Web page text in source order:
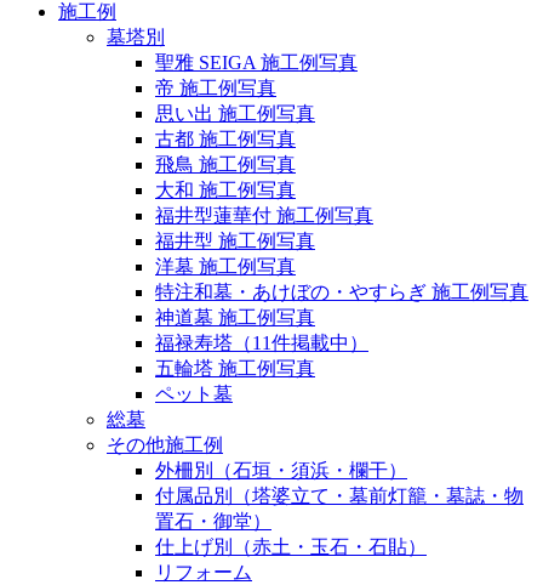
施工例
墓塔別
聖雅 SEIGA 施工例写真
帝 施工例写真
思い出 施工例写真
古都 施工例写真
飛鳥 施工例写真
大和 施工例写真
福井型蓮華付 施工例写真
福井型 施工例写真
洋墓 施工例写真
特注和墓・あけぼの・やすらぎ 施工例写真
神道墓 施工例写真
福禄寿塔（11件掲載中）
五輪塔 施工例写真
ペット墓
総墓
その他施工例
外柵別（石垣・須浜・欄干）
付属品別（塔婆立て・墓前灯籠・墓誌・物
置石・御堂）
仕上げ別（赤土・玉石・石貼）
リフォーム